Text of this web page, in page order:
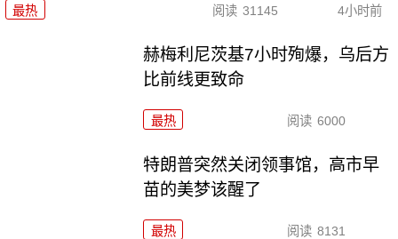
最热 阅读 31145 4小时前
赫梅利尼茨基7小时殉爆，乌后方
比前线更致命
最热 阅读 6000
特朗普突然关闭领事馆，高市早
苗的美梦该醒了
最热 阅读 8131